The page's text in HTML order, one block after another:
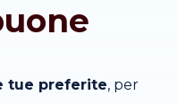
tue preferite, per